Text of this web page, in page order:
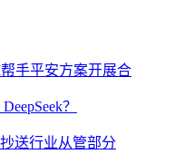
手平安方案开展合
？
送行业从管部分